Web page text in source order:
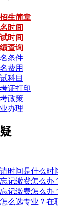
生简章
时间
时间
查询
条件
费用
科目
证打印
政策
办理
时间是什么时
记缴费怎么办
记缴费怎么办
么选专业？在